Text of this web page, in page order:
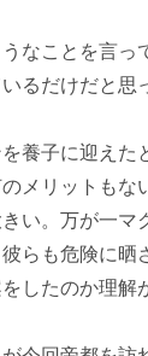
なことを言っ
るだけだと思
養子に迎えた
メリットもな
い。万が一マ
らも危険に晒
したのか理解